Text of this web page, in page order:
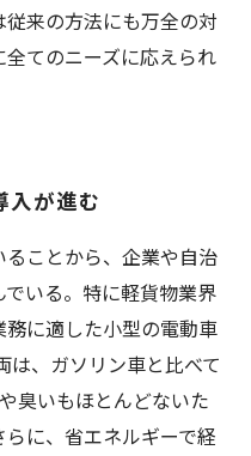
来の方法にも万全の対
てのニーズに応えられ
入が進む
ことから、企業や自治
いる。特に軽貨物業界
に適した小型の電動車
は、ガソリン車と比べて
臭いもほとんどないた
に、省エネルギーで経